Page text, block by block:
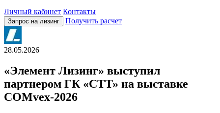
Личный кабинет Контакты
Запрос на лизинг Получить расчет
28.05.2026
«Элемент Лизинг» выступил
партнером ГК «СТТ» на выставке
COMvex-2026